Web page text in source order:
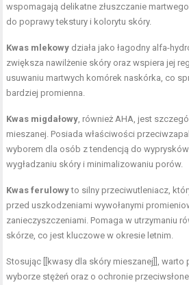
wspomagają delikatne złuszczanie
do poprawy tekstury i kolorytu skóry.
Kwas mlekowy działa jako łagodny alfa-
zwiększa nawilżenie skóry oraz wspiera jej
usuwaniu martwych komórek naskórka, co
bardziej promienna.
Kwas migdałowy , również AHA, jest
mieszanej. Posiada właściwości
wyborem dla osób z tendencją do
wygładzaniu skóry i minimalizowaniu porów.
Kwas ferulowyto silny przeciwutleniacz,
przed uszkodzeniami wywołanymi
zanieczyszczeniami. Pomaga w utrzymaniu
skórze, co jest kluczowe w okresie letnim.
Stosując [[kwasy dla skóry mieszanej]],
wyborze stężeń oraz o ochronie